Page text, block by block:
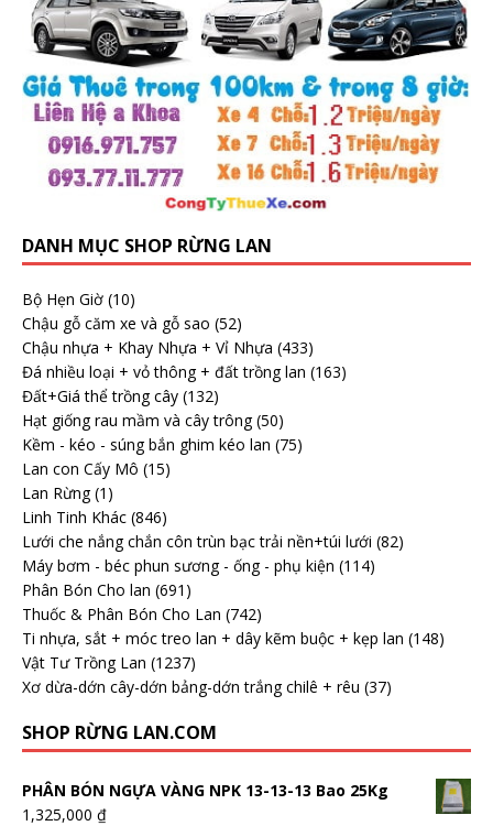
DANH MỤC SHOP RỪNG LAN
Bộ Hẹn Giờ (10)
Chậu gỗ căm xe và gỗ sao (52)
Chậu nhựa + Khay Nhựa + Vỉ Nhựa (433)
Đá nhiều loại + vỏ thông + đất trồng lan (163)
Đất+Giá thể trồng cây (132)
Hạt giống rau mầm và cây trông (50)
Kềm - kéo - súng bắn ghim kéo lan (75)
Lan con Cấy Mô (15)
Lan Rừng (1)
Linh Tinh Khác (846)
Lưới che nắng chắn côn trùn bạc trải nền+túi lưới (82)
Máy bơm - béc phun sương - ống - phụ kiện (114)
Phân Bón Cho lan (691)
Thuốc & Phân Bón Cho Lan (742)
Ti nhựa, sắt + móc treo lan + dây kẽm buộc + kẹp lan (148)
Vật Tư Trồng Lan (1237)
Xơ dừa-dớn cây-dớn bảng-dớn trắng chilê + rêu (37)
SHOP RỪNG LAN.COM
PHÂN BÓN NGỰA VÀNG NPK 13-13-13 Bao 25Kg
1,325,000 ₫